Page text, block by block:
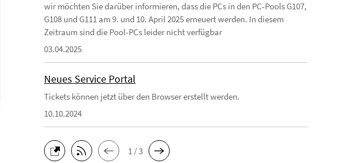
wir möchten Sie darüber informieren, dass die PCs in den PC-Pools G107,
G108 und G111 am 9. und 10. April 2025 erneuert werden. In diesem
Zeitraum sind die Pool-PCs leider nicht verfügbar
03.04.2025
Neues Service Portal
Tickets können jetzt über den Browser erstellt werden.
10.10.2024
1 / 3